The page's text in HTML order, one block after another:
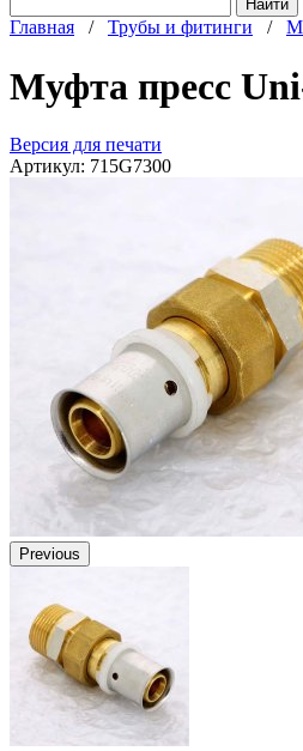
Главная / Трубы и фитинги /
Муфта пресс
Версия для печати
Артикул: 715G7300
Previous